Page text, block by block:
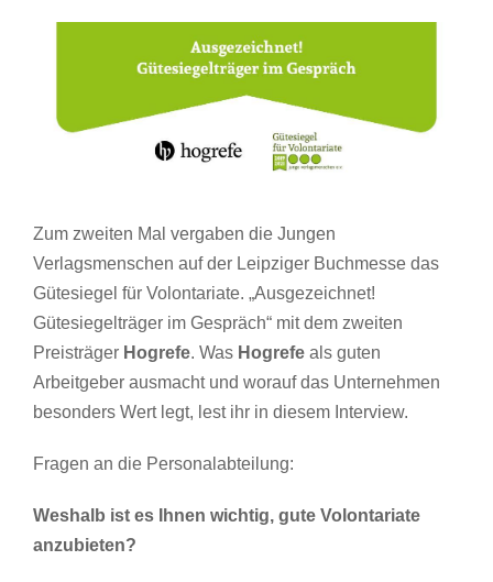
Zum zweiten Mal vergaben die Jungen
Verlagsmenschen auf der Leipziger Buchmesse das
Gütesiegel für Volontariate. „Ausgezeichnet!
Gütesiegelträger im Gespräch“ mit dem zweiten
Preisträger Hogrefe. Was Hogrefe als guten
Arbeitgeber ausmacht und worauf das Unternehmen
besonders Wert legt, lest ihr in diesem Interview.
Fragen an die Personalabteilung:
Weshalb ist es Ihnen wichtig, gute Volontariate
anzubieten?